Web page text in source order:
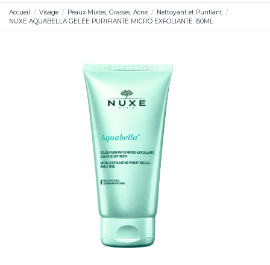
Accueil Visage Peaux Mixtes, Grasses, Acné
Nettoyant et Purifiant
NUXE AQUABELLA GELÉE PURIFIANTE MICRO EXFOLIANTE 150ML